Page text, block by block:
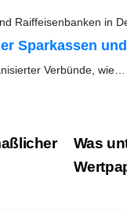
Raiff­ei­sen­ban­ken in
Spar­kas­sen
Ver­bün­de, wie…
Was